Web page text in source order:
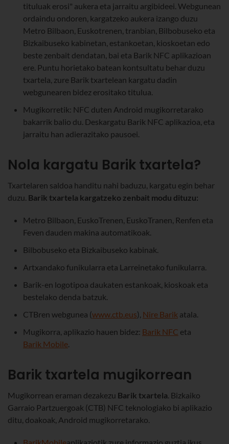
tituluak erosi" aukera eta jarraitu argibideei. Webgunean
ordaindu ondoren, kargatzeko aukera izango duzu
Metro Bilbaon, Euskotrenen, tranbian, Bilbobuseko eta
Bizkaibuseko kabinetan, estankoetan, kioskoetan edo
beste zenbait dendatan, bai eta Barik NFC aplikazioan
ere. Puntu horietako batean kontsultatu behar duzu
txartela, zure Barik txartelean kargatu dadin
webgunearen bidez erositako titulua.
Mugikorretik: NFC duten Android mugikorretarako
bakarrik balio du. Deskargatu Barik NFC aplikazioa, eta
jarraitu han adierazitako pausoei.
Nola kargatu Barik txartela?
Txartelaren saldoa handitu nahi baduzu, kargatu egin behar
duzu. Barik txartela kargatzeko zenbait modu dituzu:
Metro Bilbaon, EuskoTrenen, EuskoTranen, Renfen eta
Feven dauden makina automatikoak.
Bilbobuseko eta Bizkaibuseko kabinak.
Artxandako funikularra eta Larreinetako funikularra.
Barik-en logotipoa daukaten estankoak, kioskoak eta
bestelako denda batzuk.
CTBren webgunea (www.ctb.eus), Nire Barik atala.
Mugikorra, aplikazio hauen bidez: Barik NFC eta
Barik Mobile
Barik txartela mugikorrean
Mugikorrean eraman dezakezu Barik txartela . Bizkaiko
Garraio Partzuergoak (CTB) NFC teknologiako bi aplikazio
ditu, doakoak, Android mugikorretarako.